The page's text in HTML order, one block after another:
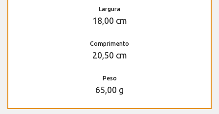
Largura
18,00 cm
Comprimento
20,50 cm
Peso
65,00 g